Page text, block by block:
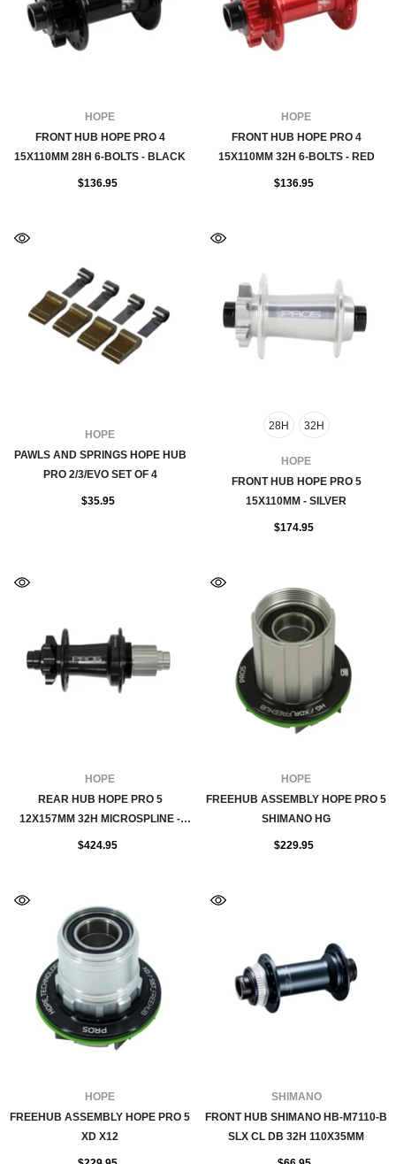
FOURNISSEUR:HOPE
FRONT HUB HOPE PRO 4
15X110MM 28H 6-BOLTS - BLACK
$136.95
FOURNISSEUR:HOPE
FRONT HUB HOPE PRO 4
15X110MM 32H 6-BOLTS - RED
$136.95
FOURNISSEUR:HOPE
PAWLS AND SPRINGS HOPE HUB
PRO 2/3/EVO SET OF 4
$35.95
28H 32H
FOURNISSEUR:HOPE
FRONT HUB HOPE PRO 5
15X110MM - SILVER
$174.95
FOURNISSEUR:HOPE
REAR HUB HOPE PRO 5
12X157MM 32H MICROSPLINE -
BLACK
$424.95
FOURNISSEUR:HOPE
FREEHUB ASSEMBLY HOPE PRO 5
SHIMANO HG
$229.95
FOURNISSEUR:HOPE
FREEHUB ASSEMBLY HOPE PRO 5
XD X12
FOURNISSEUR:SHIMANO
FRONT HUB SHIMANO HB-M7110-B
SLX CL DB 32H 110X35MM